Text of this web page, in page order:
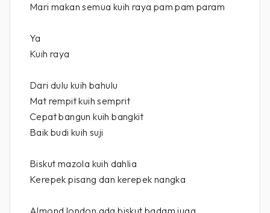
Mari makan semua kuih raya pam pam param
Ya
Kuih raya
Dari dulu kuih bahulu
Mat rempit kuih semprit
Cepat bangun kuih bangkit
Baik budi kuih suji
Biskut mazola kuih dahlia
Kerepek pisang dan kerepek nangka
Almond london ada biskut badam juga